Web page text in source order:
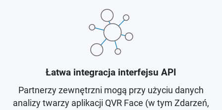
Łatwa integracja interfejsu API
Partnerzy zewnętrzni mogą przy użyciu danych
analizy twarzy aplikacji QVR Face (w tym Zdarzeń,